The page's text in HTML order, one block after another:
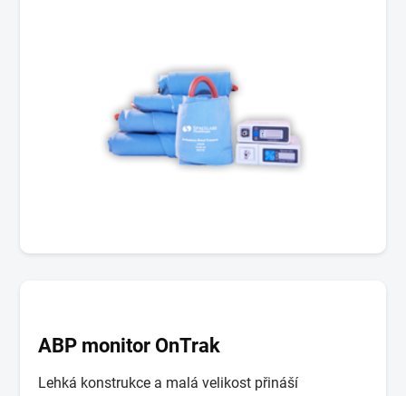
ABP monitor OnTrak
Lehká konstrukce a malá velikost přináší